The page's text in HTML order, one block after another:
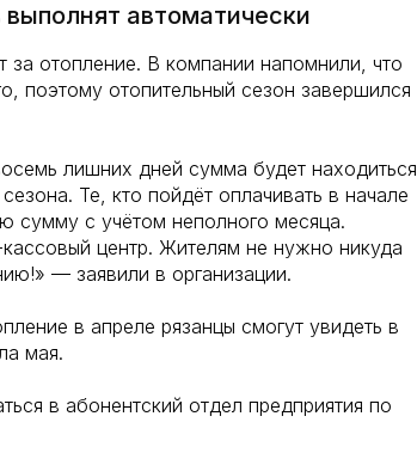
автоматически
за отопление. В компании напомнили, что
поэтому отопительный сезон завершился
лишних дней сумма будет находиться
Те, кто пойдёт оплачивать в начале
сумму с учётом неполного месяца.
центр. Жителям не нужно никуда
— заявили в организации.
в апреле рязанцы смогут увидеть в
мая.
в абонентский отдел предприятия по